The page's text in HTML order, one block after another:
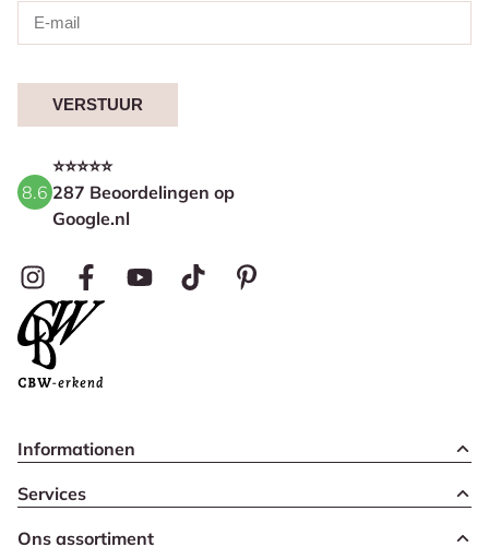
VERSTUUR
8.6
⭐⭐⭐⭐⭐
287 Beoordelingen op
Google.nl
Informationen
Services
Ons assortiment